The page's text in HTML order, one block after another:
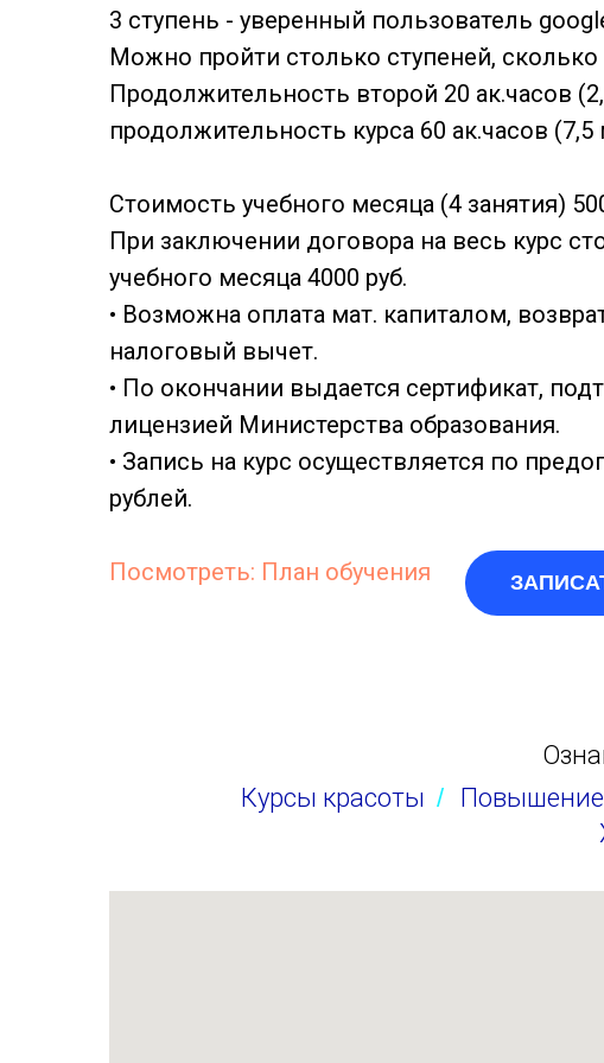
3 ступень - уверенный пользователь
Можно пройти столько ступеней,
Продолжительность второй 20 ак.часов
продолжительность курса 60 ак.часов (7,5
Стоимость учебного месяца (4 занятия)
При заключении договора на весь курс
учебного месяца 4000 руб.
• Возможна оплата мат. капиталом,
налоговый вычет.
• По окончании выдается сертификат,
лицензией Министерства образования.
• Запись на курс осуществляется по
рублей.
Посмотреть: План обучения
Курсы красоты /